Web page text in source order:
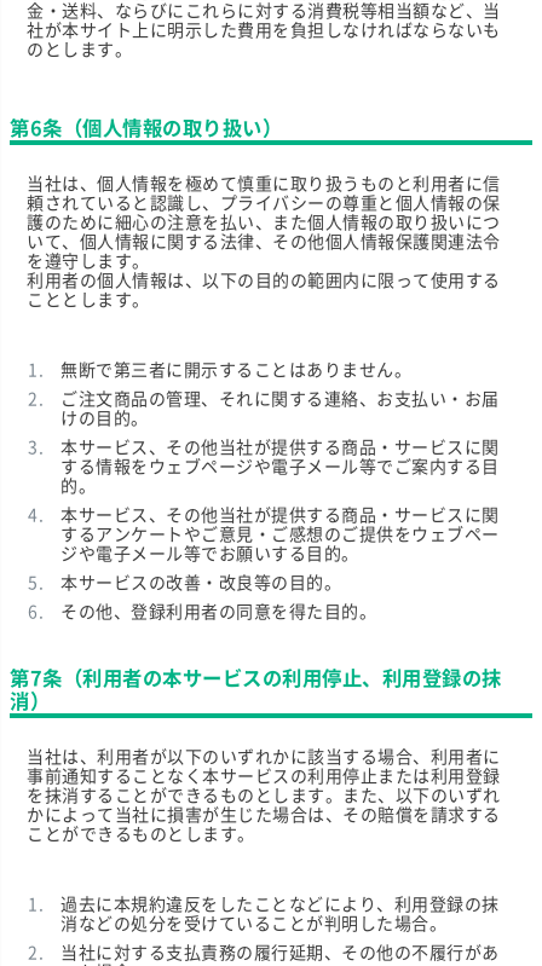
金・送料、ならびにこれらに対する消費税等相当額など、当
社が本サイト上に明示した費用を負担しなければならないも
のとします。
第6条（個人情報の取り扱い）
当社は、個人情報を極めて慎重に取り扱うものと利用者に信
頼されていると認識し、プライバシーの尊重と個人情報の保
護のために細心の注意を払い、また個人情報の取り扱いにつ
いて、個人情報に関する法律、その他個人情報保護関連法令
を遵守します。
利用者の個人情報は、以下の目的の範囲内に限って使用する
こととします。
無断で第三者に開示することはありません。
ご注文商品の管理、それに関する連絡、お支払い・お届
けの目的。
本サービス、その他当社が提供する商品・サービスに関
する情報をウェブページや電子メール等でご案内する目
的。
本サービス、その他当社が提供する商品・サービスに関
するアンケートやご意見・ご感想のご提供をウェブペー
ジや電子メール等でお願いする目的。
本サービスの改善・改良等の目的。
その他、登録利用者の同意を得た目的。
第7条（利用者の本サービスの利用停止、利用登録の抹
消）
当社は、利用者が以下のいずれかに該当する場合、利用者に
事前通知することなく本サービスの利用停止または利用登録
を抹消することができるものとします。また、以下のいずれ
かによって当社に損害が生じた場合は、その賠償を請求する
ことができるものとします。
過去に本規約違反をしたことなどにより、利用登録の抹
消などの処分を受けていることが判明した場合。
当社に対する支払責務の履行延期、その他の不履行があ